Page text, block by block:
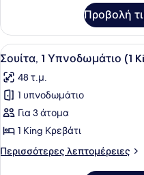
Άτομα
με
Αναπηρία
(Roll-
In
Shower)
1
Υπνοδωμάτιο,
Πρόσβαση
Άτομα
με
(Roll-
In
Προβολή
Προβολή
όλων
των
φωτογραφιών
για
Σουίτα,
1
Υπνοδωμάτιο
10
Σουίτα, 1 Υπνοδωμάτιο (1
48 τ.μ.
1 υπνοδωμάτιο
Για 3 άτομα
1 King Κρεβάτι
Περισσότερες λεπτομέρειες
Περισσότερες